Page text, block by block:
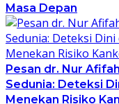
Masa Depan
Pesan dr. Nur
Sedunia: Deteksi
Menekan Risiko